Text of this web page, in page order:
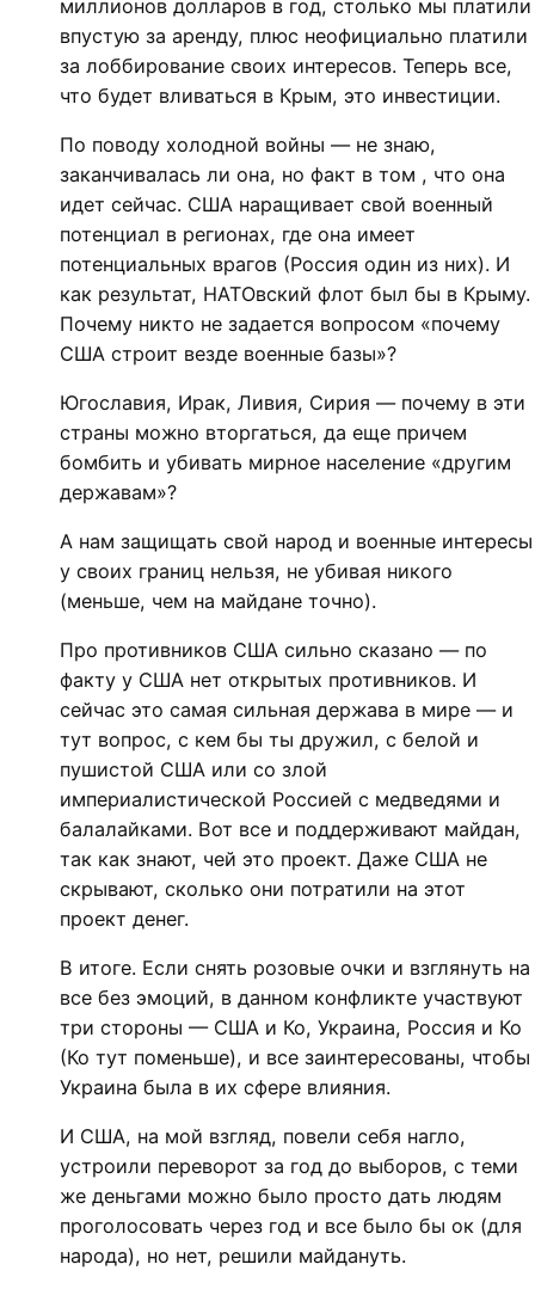
миллионов долларов в год, столько мы платили
впустую за аренду, плюс неофициально платили
за лоббирование своих интересов. Теперь все,
что будет вливаться в Крым, это инвестиции.
По поводу холодной войны — не знаю,
заканчивалась ли она, но факт в том , что она
идет сейчас. США наращивает свой военный
потенциал в регионах, где она имеет
потенциальных врагов (Россия один из них). И
как результат, НАТОвский флот был бы в Крыму.
Почему никто не задается вопросом «почему
США строит везде военные базы»?
Югославия, Ирак, Ливия, Сирия — почему в эти
страны можно вторгаться, да еще причем
бомбить и убивать мирное население «другим
державам»?
А нам защищать свой народ и военные интересы
у своих границ нельзя, не убивая никого
(меньше, чем на майдане точно).
Про противников США сильно сказано — по
факту у США нет открытых противников. И
сейчас это самая сильная держава в мире — и
тут вопрос, с кем бы ты дружил, с белой и
пушистой США или со злой
империалистической Россией с медведями и
балалайками. Вот все и поддерживают майдан,
так как знают, чей это проект. Даже США не
скрывают, сколько они потратили на этот
проект денег.
В итоге. Если снять розовые очки и взглянуть на
все без эмоций, в данном конфликте участвуют
три стороны — США и Ко, Украина, Россия и Ко
(Ко тут поменьше), и все заинтересованы, чтобы
Украина была в их сфере влияния.
И США, на мой взгляд, повели себя нагло,
устроили переворот за год до выборов, с теми
же деньгами можно было просто дать людям
проголосовать через год и все было бы ок (для
народа), но нет, решили майдануть.